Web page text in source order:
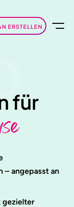
ERSTELLEN
für
– angepasst an
gezielter